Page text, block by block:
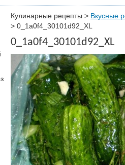
Кулинарные рецепты > Вкусные
> 0_1a0f4_30101d92_XL
0_1a0f4_30101d92_XL